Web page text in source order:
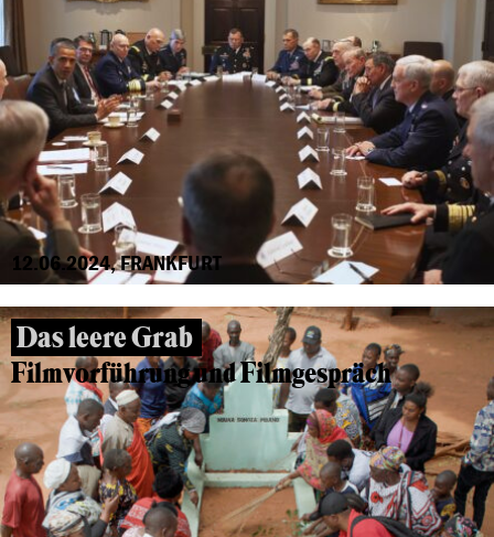
12.06.2024, FRANKFURT
Das leere Grab
Filmvorführung und Filmgespräch